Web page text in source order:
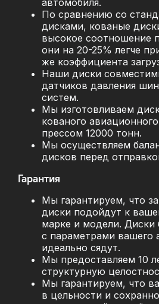
По сравнению со
дисками, кованые
высокое соотношение
они на 20-25% легче
же коэффициента
Наши диски
датчиков давления
систем.
Мы изготовливаем
кованого
прессом 12000 тонн.
Мы осуществляем
дисков перед
Гарантия
Мы гарантируем, что
диски подойдут к
марке и модели. Диски
с параметрами вашего
идеально сядут.
Мы предоставляем 10
структурную
Мы гарантируем, что
в цельности и